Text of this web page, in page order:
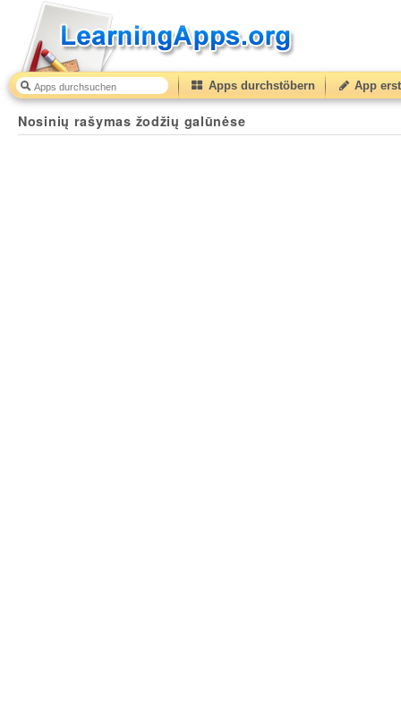
Apps durchstöbern App
Nosinių rašymas žodžių galūnėse